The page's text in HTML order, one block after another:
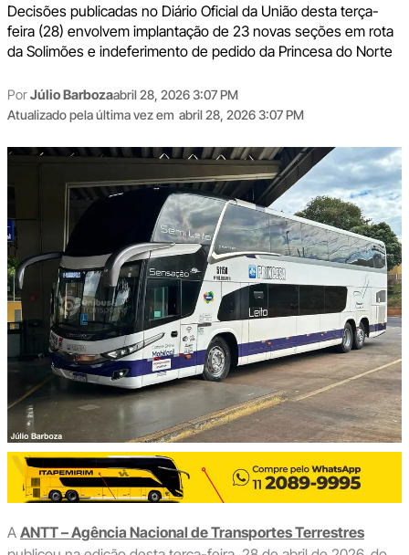
Decisões publicadas no Diário Oficial da União desta terça-
feira (28) envolvem implantação de 23 novas seções em rota
da Solimões e indeferimento de pedido da Princesa do Norte
PorJúlio Barbozaabril 28, 2026 3:07 PM
Atualizado pela última vez em abril 28, 2026 3:07 PM
A ANTT – Agência Nacional de Transportes Terrestres